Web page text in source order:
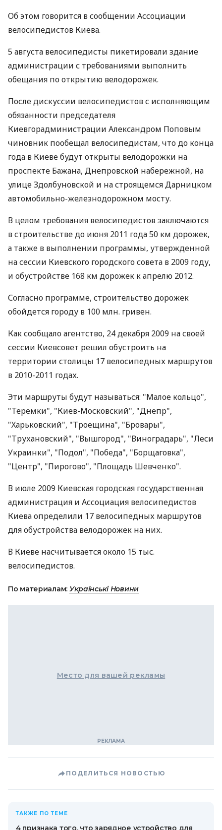
Об этом говорится в сообщении Ассоциации
велосипедистов Киева.
5 августа велосипедисты пикетировали здание
администрации с требованиями выполнить
обещания по открытию велодорожек.
После дискуссии велосипедистов с исполняющим
обязанности председателя
Киевгорадминистрации Александром Поповым
чиновник пообещал велосипедистам, что до конца
года в Киеве будут открыты велодорожки на
проспекте Бажана, Днепровской набережной, на
улице Здолбуновской и на строящемся Дарницком
автомобильно-железнодорожном мосту.
В целом требования велосипедистов заключаются
в строительстве до июня 2011 года 50 км дорожек,
а также в выполнении программы, утвержденной
на сессии Киевского городского совета в 2009 году,
и обустройстве 168 км дорожек к апрелю 2012.
Согласно программе, строительство дорожек
обойдется городу в 100 млн. гривен.
Как сообщало агентство, 24 декабря 2009 на своей
сессии Киевсовет решил обустроить на
территории столицы 17 велосипедных маршрутов
в 2010-2011 годах.
Эти маршруты будут называться: "Малое кольцо",
"Теремки", "Киев-Московский", "Днепр",
"Харьковский", "Троещина", "Бровары",
"Трухановский", "Вышгород", "Виноградарь", "Леси
Украинки", "Подол", "Победа", "Борщаговка",
"Центр", "Пирогово", "Площадь Шевченко".
В июле 2009 Киевская городская государственная
администрация и Ассоциация велосипедистов
Киева определили 17 велосипедных маршрутов
для обустройства велодорожек на них.
В Киеве насчитывается около 15 тыс.
велосипедистов.
По материалам: Українські Новини
Место для вашей рекламы
ПОДЕЛИТЬСЯ НОВОСТЬЮ
ТАКЖЕ ПО ТЕМЕ
4 признака того, что зарядное устройство для